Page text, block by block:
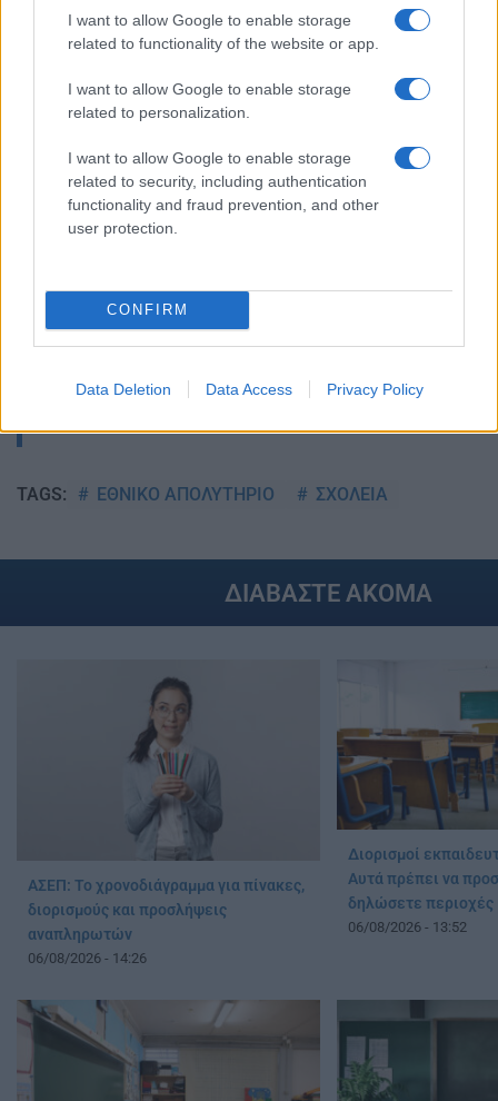
I want to allow Google to enable storage
related to functionality of the website or app.
I want to allow Google to enable storage
related to personalization.
I want to allow Google to enable storage
related to security, including authentication
functionality and fraud prevention, and other
user protection.
CONFIRM
Data Deletion Data Access Privacy Policy
TελευταίεςΕιδήσειςγια την Παιδεία και την εργασία στο
TAGS: ΕΘΝΙΚΟ ΑΠΟΛΥΤΗΡΙΟ ΣΧΟΛΕΙΑ
ΔΙΑΒΑΣΤΕ ΑΚΟΜΑ
ΑΣΕΠ: Το χρονοδιάγραμμα για πίνακες,
διορισμούς και προσλήψεις
αναπληρωτών
06/08/2026 - 14:26
Διορισμοί
Αυτά πρέπει να
δηλώσετε περιοχές
06/08/2026 - 13:52